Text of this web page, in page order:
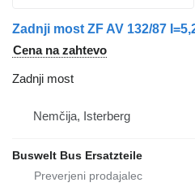
Cena na zahtevo
Zadnji most
Nemčija, Isterberg
Buswelt Bus Ersatzteile